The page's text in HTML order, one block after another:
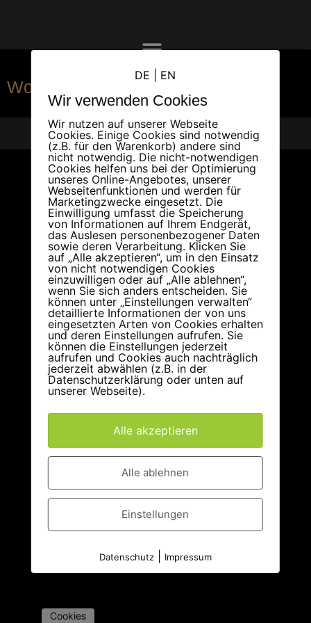
Workshops - Events
DATENSCHUTZ IMPRESSUM PARTNER
Cookies
DE EN
Wir verwenden Cookies
Wir nutzen auf unserer Webseite
Cookies. Einige Cookies sind notwendig
(z.B. für den Warenkorb) andere sind
nicht notwendig. Die nicht-notwendigen
Cookies helfen uns bei der Optimierung
unseres Online-Angebotes, unserer
Webseitenfunktionen und werden für
Marketingzwecke eingesetzt. Die
Einwilligung umfasst die Speicherung
von Informationen auf Ihrem Endgerät,
das Auslesen personenbezogener Daten
sowie deren Verarbeitung. Klicken Sie
auf „Alle akzeptieren“, um in den Einsatz
von nicht notwendigen Cookies
einzuwilligen oder auf „Alle ablehnen“,
wenn Sie sich anders entscheiden. Sie
können unter „Einstellungen verwalten“
detaillierte Informationen der von uns
eingesetzten Arten von Cookies erhalten
und deren Einstellungen aufrufen. Sie
können die Einstellungen jederzeit
aufrufen und Cookies auch nachträglich
jederzeit abwählen (z.B. in der
Datenschutzerklärung oder unten auf
unserer Webseite).
Alle akzeptieren
Alle ablehnen
Einstellungen
Datenschutz| Impressum